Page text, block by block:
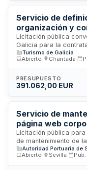
prestaciones
organización.
Servicio de
organización y
Turismo de
Licitación pública
Galicia para la
especializado en la
plataforma web
organización
definición de
organización de
optimizando la
información sobre
Turismo de Galicia
Abierto
Chantada
PRESUPUESTO
391.062,00 EUR
Servicio de
página web
transparencia de
Sevilla
Licitación pública
de mantenimiento de
de Sevilla y del Portal
Portuaria de Sevilla.
Autoridad Portuaria de
Abierto
Sevilla Pub.